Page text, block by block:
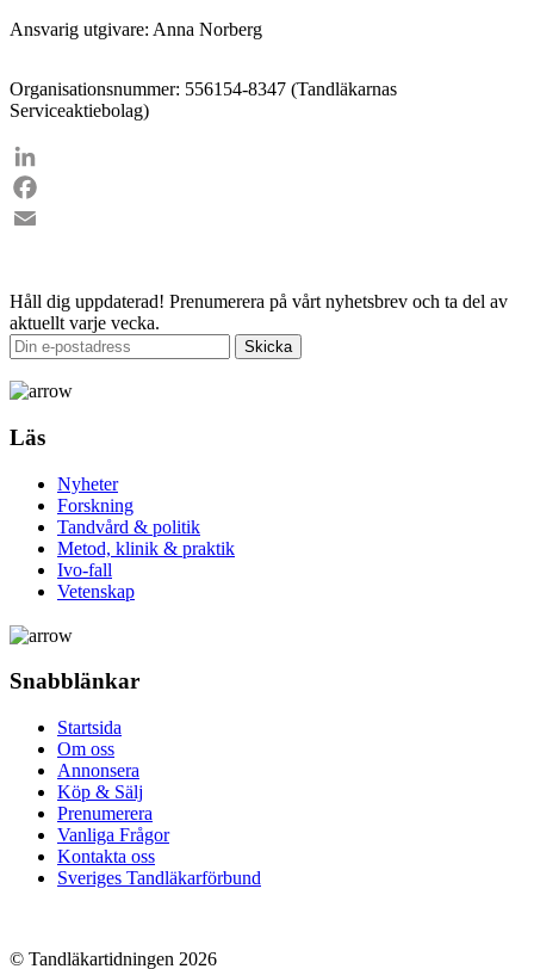
Ansvarig utgivare: Anna Norberg
Organisationsnummer: 556154-8347 (Tandläkarnas
Serviceaktiebolag)
LinkedIn
Facebook
Håll dig uppdaterad! Prenumerera på vårt nyhetsbrev och ta del av
aktuellt varje vecka.
Läs
Nyheter
Forskning
Tandvård & politik
Metod, klinik & praktik
Ivo-fall
Vetenskap
Snabblänkar
Startsida
Om oss
Annonsera
Köp & Sälj
Prenumerera
Vanliga Frågor
Kontakta oss
Sveriges Tandläkarförbund
© Tandläkartidningen 2026